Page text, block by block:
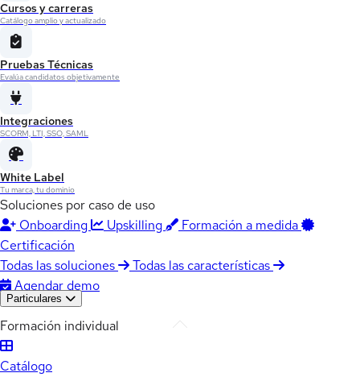
Cursos y carreras
Catálogo amplio y actualizado
Pruebas Técnicas
Evalúa candidatos objetivamente
Integraciones
SCORM, LTI, SSO, SAML
White Label
Tu marca, tu dominio
Soluciones por caso de uso
Onboarding
Upskilling
Formación a medida
Certificación
Todas las soluciones
Todas las características
Agendar demo
Particulares
Formación individual
Catálogo